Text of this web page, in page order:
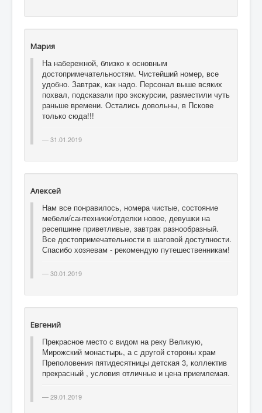
Мария
На набережной, близко к основным
достопримечательностям. Чистейший номер, все
удобно. Завтрак, как надо. Персонал выше всяких
похвал, подсказали про экскурсии, разместили чуть
раньше времени. Остались довольны, в Пскове
только сюда!!!
31.01.2019
Алексей
Нам все понравилось, номера чистые, состояние
мебели/сантехники/отделки новое, девушки на
ресепшине приветливые, завтрак разнообразный.
Все достопримечательности в шаговой доступности.
Спасибо хозяевам - рекомендую путешественникам!
30.01.2019
Евгений
Прекрасное место с видом на реку Великую,
Мирожский монастырь, а с другой стороны храм
Преполовения пятидесятницы детская 3, коллектив
прекрасный , условия отличные и цена приемлемая.
29.01.2019